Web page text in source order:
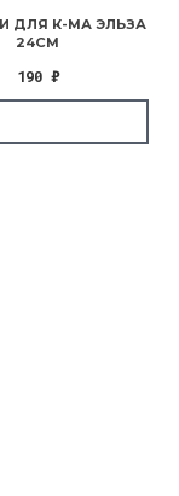
ДЛЯ К-МА ЭЛЬЗА
24СМ
190 ₽